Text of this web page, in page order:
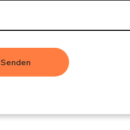
Senden